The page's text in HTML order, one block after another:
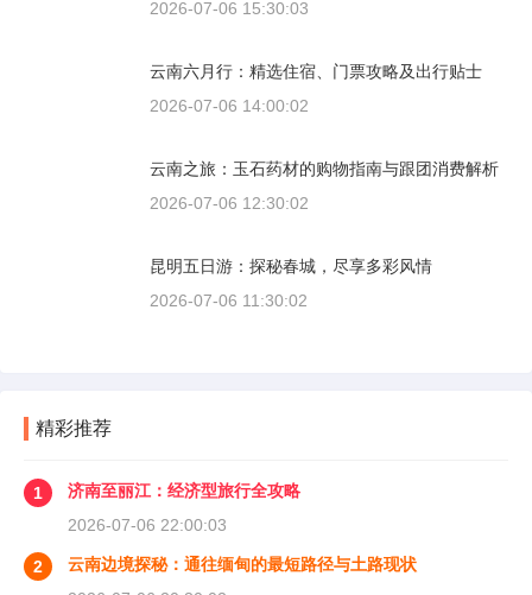
2026-07-06 15:30:03
云南六月行：精选住宿、门票攻略及出行贴士
2026-07-06 14:00:02
云南之旅：玉石药材的购物指南与跟团消费解析
2026-07-06 12:30:02
昆明五日游：探秘春城，尽享多彩风情
2026-07-06 11:30:02
精彩推荐
1
济南至丽江：经济型旅行全攻略
2026-07-06 22:00:03
2
云南边境探秘：通往缅甸的最短路径与土路现状